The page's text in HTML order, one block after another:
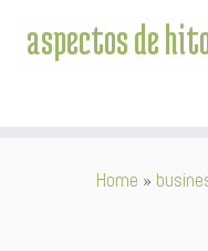
aspectos de
Home »